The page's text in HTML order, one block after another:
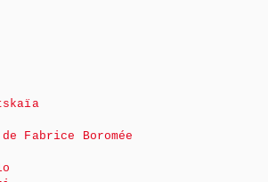
Fabrice Boromée